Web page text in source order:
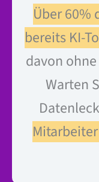
Über 60%
bereits KI-
davon
Warten